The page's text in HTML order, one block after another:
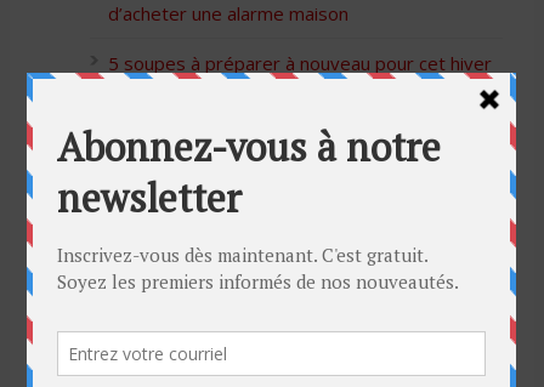
d’acheter une alarme maison
5 soupes à préparer à nouveau pour cet hiver
5 idées cadeaux Moulinex pour votre mère
pour l’Action de Grâce
Blague de café: Une femme infidèle trompe
son mari
Listes des Sites de Rencontre